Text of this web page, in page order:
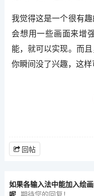
我觉得这是一个很有
会想用一些画面来增
能，就可以实现。而
你瞬间没了兴趣，这样
回帖
如果各输入法中能加入绘